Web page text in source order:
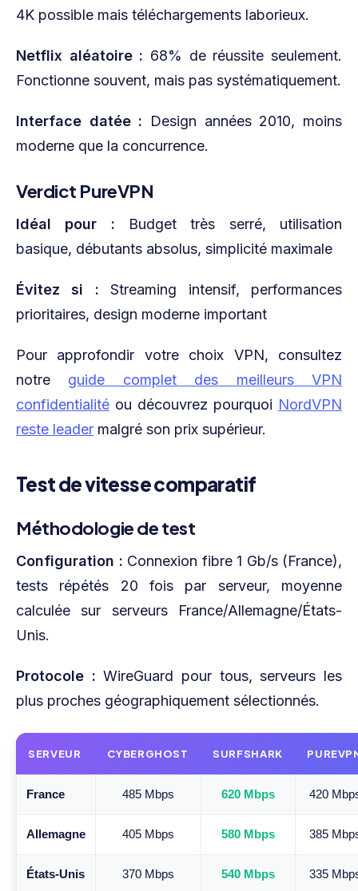
4K possible mais téléchargements laborieux.
Netflix aléatoire : 68% de réussite seulement.
Fonctionne souvent, mais pas systématiquement.
Interface datée : Design années 2010, moins
moderne que la concurrence.
Verdict PureVPN
Idéal pour : Budget très serré, utilisation
basique, débutants absolus, simplicité maximale
Évitez si : Streaming intensif, performances
prioritaires, design moderne important
Pour approfondir votre choix VPN, consultez
notre guide complet des meilleurs VPN
confidentialité ou découvrez pourquoi NordVPN
reste leader malgré son prix supérieur.
Test de vitesse comparatif
Méthodologie de test
Configuration : Connexion fibre 1 Gb/s (France),
tests répétés 20 fois par serveur, moyenne
calculée sur serveurs France/Allemagne/États-
Unis.
Protocole : WireGuard pour tous, serveurs les
plus proches géographiquement sélectionnés.
SERVEUR CYBERGHOST SURFSHARK
France 485 Mbps 620 Mbps 420
Allemagne 405 Mbps 580 Mbps 385
États-Unis 370 Mbps 540 Mbps 335